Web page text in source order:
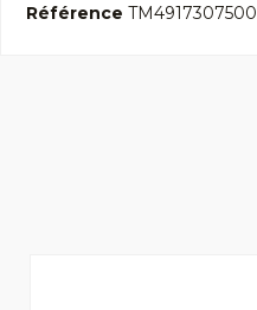
Référence TM4917307500